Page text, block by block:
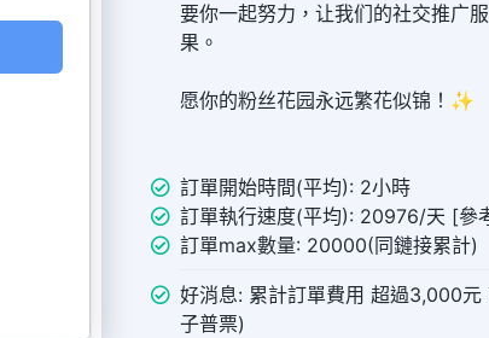
要你一起努力，让我们的社交推广
果。
愿你的粉丝花园永远繁花似锦！✨
訂單開始時間(平均): 2小時
訂單執行速度(平均): 20976/天 [參
訂單max數量: 20000(同鏈接累計)
好消息: 累計訂單費用 超過3,000元
子普票)